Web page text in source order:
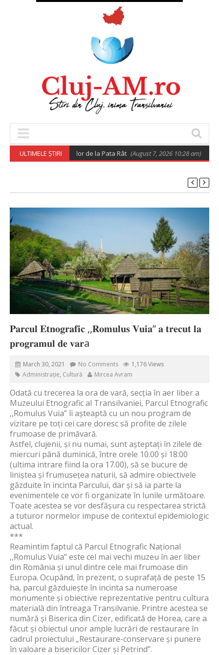
ULTIMELE ȘTIRI
relocarea rromilor de la Pata Rât (August 7, 2026 10:28 am)
𝐏𝐚𝐫𝐜𝐮𝐥 𝐄𝐭𝐧𝐨𝐠𝐫𝐚𝐟𝐢𝐜 ,,𝐑𝐨𝐦𝐮𝐥𝐮𝐬 𝐕𝐮𝐢𝐚” 𝐚 𝐭𝐫𝐞𝐜𝐮𝐭 𝐥𝐚
𝐩𝐫𝐨𝐠𝐫𝐚𝐦𝐮𝐥 𝐝𝐞 𝐯𝐚𝐫a
March 30, 2021 No Comments
1,176 Views
Administrație, Cultură Mircea Avram
Odată cu trecerea la ora de vară, secția în aer liber a
Muzeului Etnografic al Transilvaniei, Parcul Etnografic
,,Romulus Vuia” îi așteaptă cu un nou program de
vizitare pe toți cei care doresc să profite de zilele
frumoase de primăvară.
Astfel, clujenii, și nu numai, sunt așteptați în zilele de
miercuri până duminică, între orele 10.00 și 18:00
(ultima intrare fiind la ora 17.00), să se bucure de
liniștea și frumusețea naturii, să admire obiectivele
găzduite în incinta Parcului, dar și să ia parte la
evenimentele ce vor fi organizate în lunile următoare.
Toate acestea se vor desfășura cu respectarea strictă
a tuturor normelor impuse de contextul epidemiologic
actual.
***
Reamintim faptul că Parcul Etnografic Național
,,Romulus Vuia” este cel mai vechi muzeu în aer liber
din România și unul dintre cele mai frumoase din
Europa. Ocupând, în prezent, o suprafață de peste 15
ha, parcul găzduiește în incinta sa numeroase
monumente și obiective reprezentative pentru cultura
materială din întreaga Transilvanie. Printre acestea se
numără și Biserica din Cizer, edificată de Horea, care a
făcut și obiectul unor ample lucrări de restaurare în
cadrul proiectului „Restaurare-conservare și punere
în valoare a bisericilor Cizer și Petrind”.